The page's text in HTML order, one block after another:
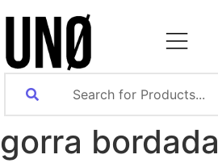
gorra bordada